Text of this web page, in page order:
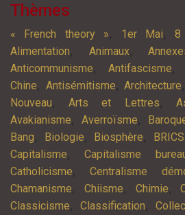
Thèmes
« French theory », 1er Mai,8
Alimentation, Animaux,
Anticommunisme, Antifascisme,
Chine, Antisémitisme,Architecture,
Nouveau,Arts et Lettres,
Avakianisme,Averroïsme,
Bang, Biologie, Biosphère, BRICS
Capitalisme,Capitalisme
Catholicisme,Centralisme
Chamanisme, Chiisme, Chimie,
Classicisme, Classification,